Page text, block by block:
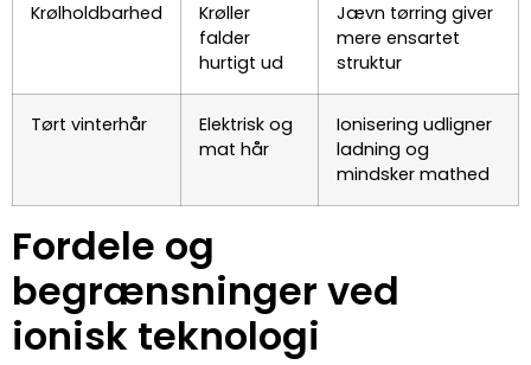
Krølholdbarhed
Krøller
falder
hurtigt ud
Jævn tørring giver
mere ensartet
struktur
Tørt vinterhår
Elektrisk og
mat hår
Ionisering udligner
ladning og
mindsker mathed
Fordele og
begrænsninger ved
ionisk teknologi